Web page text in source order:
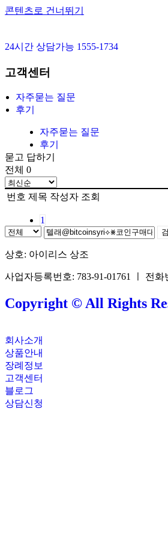
콘텐츠로 건너뛰기
24시간 상담가능 1555-1734
고객센터
자주묻는 질문
후기
자주묻는 질문
후기
묻고 답하기
전체 0
번호 제목 작성자 조회
1
상호: 아이리스 상조
사업자등록번호: 783-91-01761 ㅣ 전화
Copyright © All Rights
회사소개
상품안내
장례정보
고객센터
블로그
상담신청